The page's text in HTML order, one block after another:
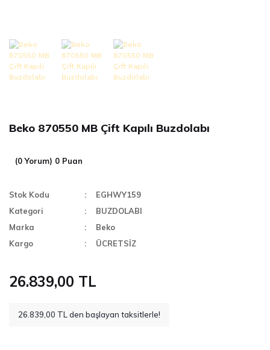
Beko 870550 MB Çift Kapılı Buzdolabı
(0 Yorum) 0 Puan
Stok Kodu
EGHWY159
Kategori
BUZDOLABI
Marka
Beko
Kargo
ÜCRETSİZ
26.839,00 TL
26.839,00 TL den başlayan taksitlerle!